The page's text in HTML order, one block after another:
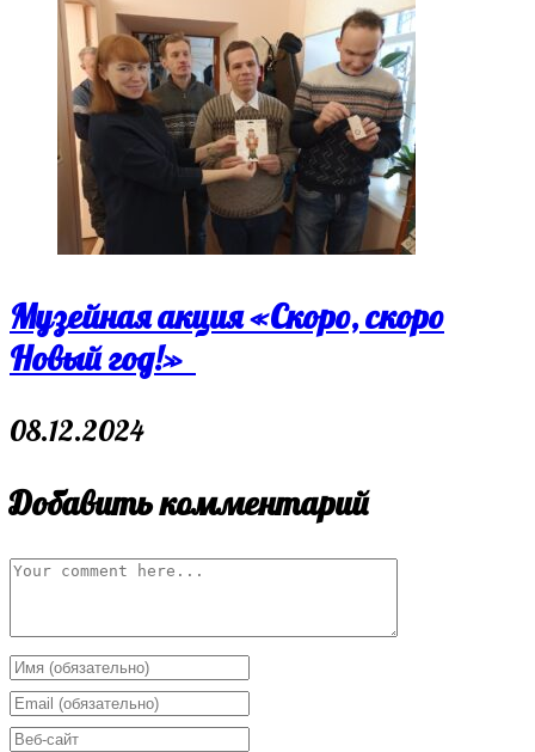
Музейная акция «Скоро, скоро
Новый год!»
08.12.2024
Добавить комментарий
Comment
Enter
your
name
Enter
your
Enter